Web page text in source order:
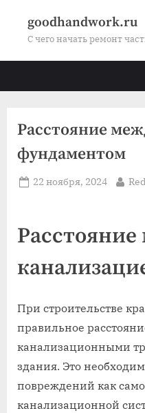
goodhandwork.ru
С чего начать ремонт
Расстояние
фундаментом
Posted
22 ноября, 2024 By
При строительстве
правильное
канализационными
здания. Это
повреждений как
канализационной